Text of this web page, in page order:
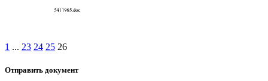
1 ... 23 24 25 26
Отправить документ